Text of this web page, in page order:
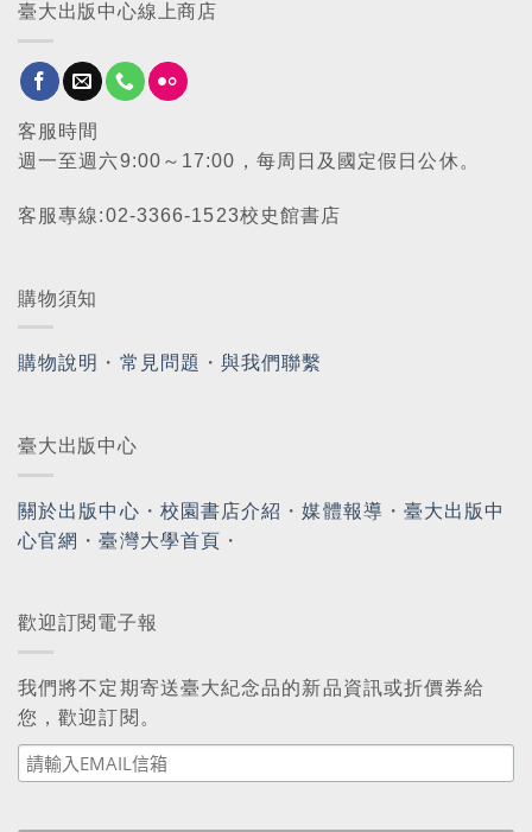
臺大出版中心線上商店
客服時間
週一至週六9:00～17:00，每周日及國定假日公休。
客服專線:02-3366-1523校史館書店
購物須知
購物說明 ・ 常見問題 ・與我們聯繫
臺大出版中心
關於出版中心 ・ 校園書店介紹 ・媒體報導 ・ 臺大出版中
心官網 ・臺灣大學首頁 ・
歡迎訂閱電子報
我們將不定期寄送臺大紀念品的新品資訊或折價券給
您，歡迎訂閱。